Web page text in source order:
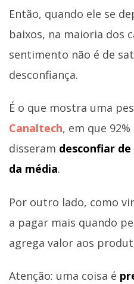
Então, quando ele se
baixos, na maioria dos
sentimento não é de
desconfiança.
É o que mostra uma
Canaltech, em que
disseram desconfiar
da média.
Por outro lado, como
a pagar mais quando
agrega valor aos
Atenção: uma coisa é